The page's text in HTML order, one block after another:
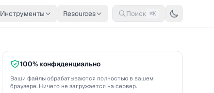
Инструменты Resources Поиск ⌘K
100% конфиденциально
Ваши файлы обрабатываются полностью в вашем
браузере. Ничего не загружается на сервер.